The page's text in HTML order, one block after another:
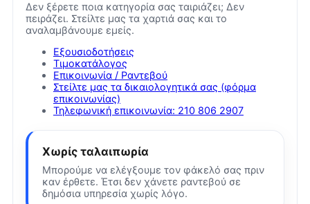
Δεν ξέρετε ποια κατηγορία σας ταιριάζει; Δεν
πειράζει. Στείλτε μας τα χαρτιά σας και το
αναλαμβάνουμε εμείς.
Εξουσιοδοτήσεις
Τιμοκατάλογος
Επικοινωνία / Ραντεβού
Στείλτε μας τα δικαιολογητικά σας (φόρμα
επικοινωνίας)
Τηλεφωνική επικοινωνία: 210 806 2907
Χωρίς ταλαιπωρία
Μπορούμε να ελέγξουμε τον φάκελό σας πριν
καν έρθετε. Έτσι δεν χάνετε ραντεβού σε
δημόσια υπηρεσία χωρίς λόγο.